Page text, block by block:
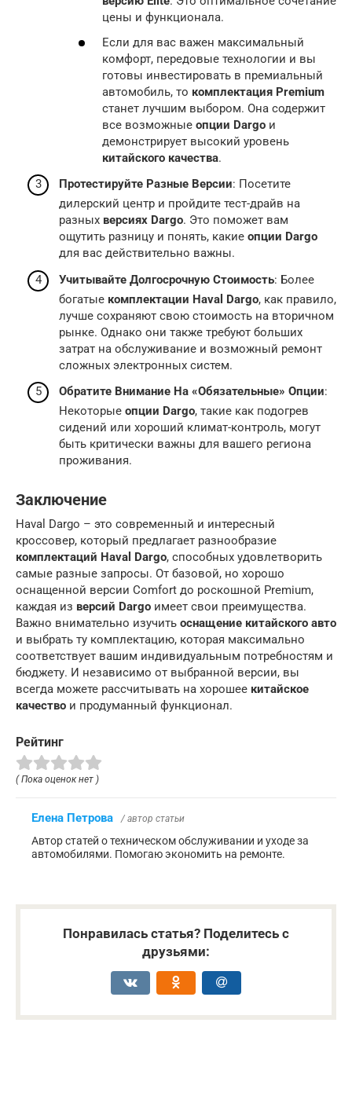
цены и функционала.
Если для вас важен максимальный
комфорт, передовые технологии и вы
готовы инвестировать в премиальный
автомобиль, то комплектация Premium
станет лучшим выбором. Она содержит
все возможные опции Dargo и
демонстрирует высокий уровень
китайского качества.
Протестируйте Разные Версии: Посетите
дилерский центр и пройдите тест-драйв на
разных версиях Dargo. Это поможет вам
ощутить разницу и понять, какие опции Dargo
для вас действительно важны.
Учитывайте Долгосрочную Стоимость: Более
богатые комплектации Haval Dargo, как правило,
лучше сохраняют свою стоимость на вторичном
рынке. Однако они также требуют больших
затрат на обслуживание и возможный ремонт
сложных электронных систем.
Обратите Внимание На «Обязательные» Опции:
Некоторые опции Dargo, такие как подогрев
сидений или хороший климат-контроль, могут
быть критически важны для вашего региона
проживания.
Заключение
Haval Dargo – это современный и интересный
кроссовер, который предлагает разнообразие
комплектаций Haval Dargo, способных удовлетворить
самые разные запросы. От базовой, но хорошо
оснащенной версии Comfort до роскошной Premium,
каждая из версий Dargo имеет свои преимущества.
Важно внимательно изучить оснащение китайского авто
и выбрать ту комплектацию, которая максимально
соответствует вашим индивидуальным потребностям и
бюджету. И независимо от выбранной версии, вы
всегда можете рассчитывать на хорошее китайское
качество и продуманный функционал.
Рейтинг
( Пока оценок нет )
Елена Петрова / автор статьи
Автор статей о техническом обслуживании и уходе за
автомобилями. Помогаю экономить на ремонте.
Понравилась статья? Поделитесь с
друзьями: